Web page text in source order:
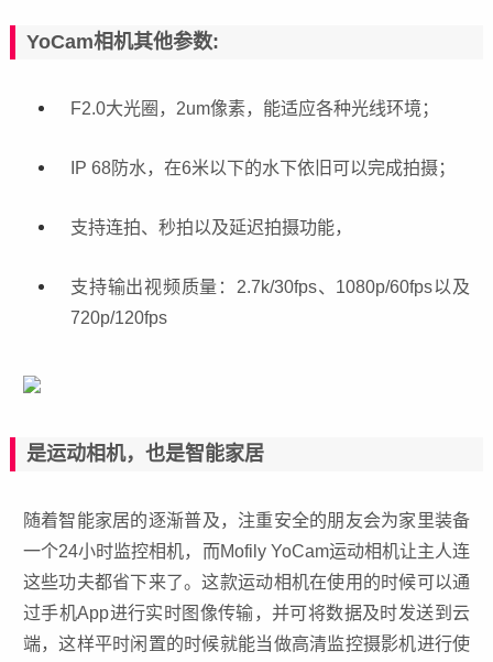
YoCam相机其他参数:
F2.0大光圈，2um像素，能适应各种光线环境；
IP 68防水，在6米以下的水下依旧可以完成拍摄；
支持连拍、秒拍以及延迟拍摄功能，
支持输出视频质量：2.7k/30fps、1080p/60fps以及
720p/120fps
是运动相机，也是智能家居
随着智能家居的逐渐普及，注重安全的朋友会为家里装备
一个24小时监控相机，而Mofily YoCam运动相机让主人连
这些功夫都省下来了。这款运动相机在使用的时候可以通
过手机App进行实时图像传输，并可将数据及时发送到云
端，这样平时闲置的时候就能当做高清监控摄影机进行使